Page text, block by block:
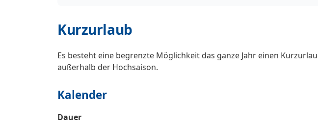
Kurzurlaub
Es besteht eine begrenzte Möglichkeit das ganze Jahr einen
außerhalb der Hochsaison.
Kalender
Dauer